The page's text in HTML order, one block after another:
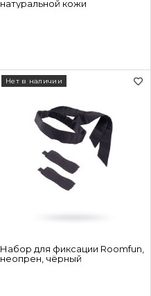
натуральной кожи
Набор для фиксации Roomfun,
неопрен, чёрный
Нет в наличии